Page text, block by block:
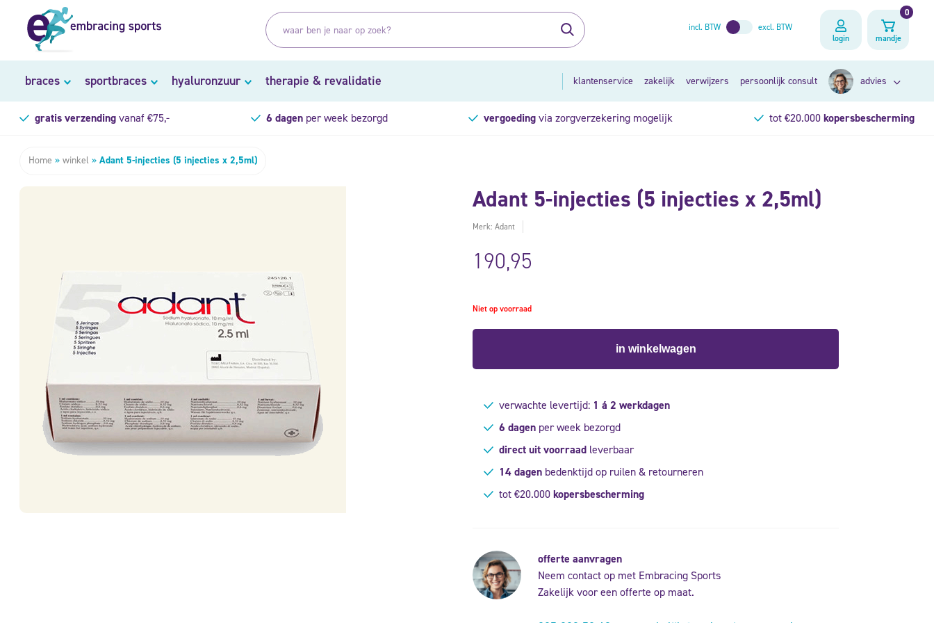
incl. BTW
excl. BTW
login
mandje
0
braces sportbraces hyaluronzuur therapie & revalidatie klantenservice zakelijk verwijzers persoonlijk consult advies
op lichaamsdeel
gratis verzendingvanaf €75,- 6 dagenper week bezorgd vergoedingvia zorgverzekering mogelijk tot €20.000kopersbescherming
Home » winkel » Adant 5-injecties (5 injecties x 2,5ml)
Adant 5-injecties (5 injecties x 2,5ml)
Merk: Adant
190,95
Niet op voorraad
in winkelwagen
verwachte levertijd: 1 á 2 werkdagen
6 dagenper week bezorgd
direct uit voorraadleverbaar
14 dagenbedenktijd op ruilen & retourneren
tot €20.000kopersbescherming
offerte aanvragen
Neem contact op met Embracing Sports
Zakelijk voor een offerte op maat.